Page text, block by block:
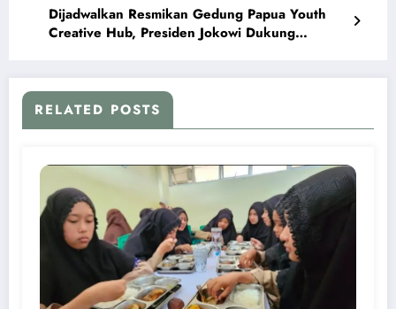
Dijadwalkan Resmikan Gedung Papua Youth
Creative Hub, Presiden Jokowi Dukung
RELATED POSTS